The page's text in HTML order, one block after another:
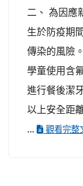
二、 為因應
生於防疫期
傳染的風險
學童使用含
進行餐後潔
以上安全距
...
觀看完整